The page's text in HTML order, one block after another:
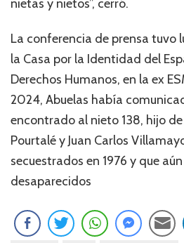
nietas y nietos”, cerró.
La conferencia de prensa tuvo
la Casa por la Identidad del
Derechos Humanos, en la ex
2024, Abuelas había
encontrado al nieto 138, hijo
Pourtalé y Juan Carlos
secuestrados en 1976 y que
desaparecidos